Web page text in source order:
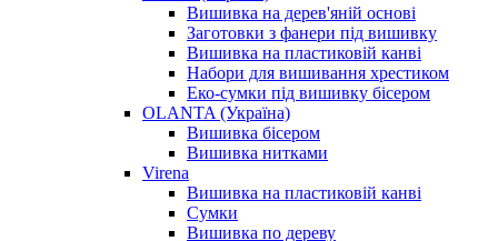
Вишивка на дерев'яній основі
Заготовки з фанери під вишивку
Вишивка на пластиковій канві
Набори для вишивання хрестиком
Еко-сумки під вишивку бісером
OLANTA (Україна)
Вишивка бісером
Вишивка нитками
Virena
Вишивка на пластиковій канві
Сумки
Вишивка по дереву